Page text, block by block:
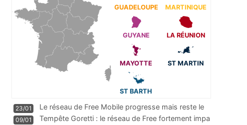
GUADELOUPE MARTINIQUE
GUYANE LA RÉUNION
MAYOTTE ST MARTIN
ST BARTH
23/01
Le réseau de Free Mobile progresse mais reste le
m
...
09/01
Tempête Goretti : le réseau de Free fortement impa